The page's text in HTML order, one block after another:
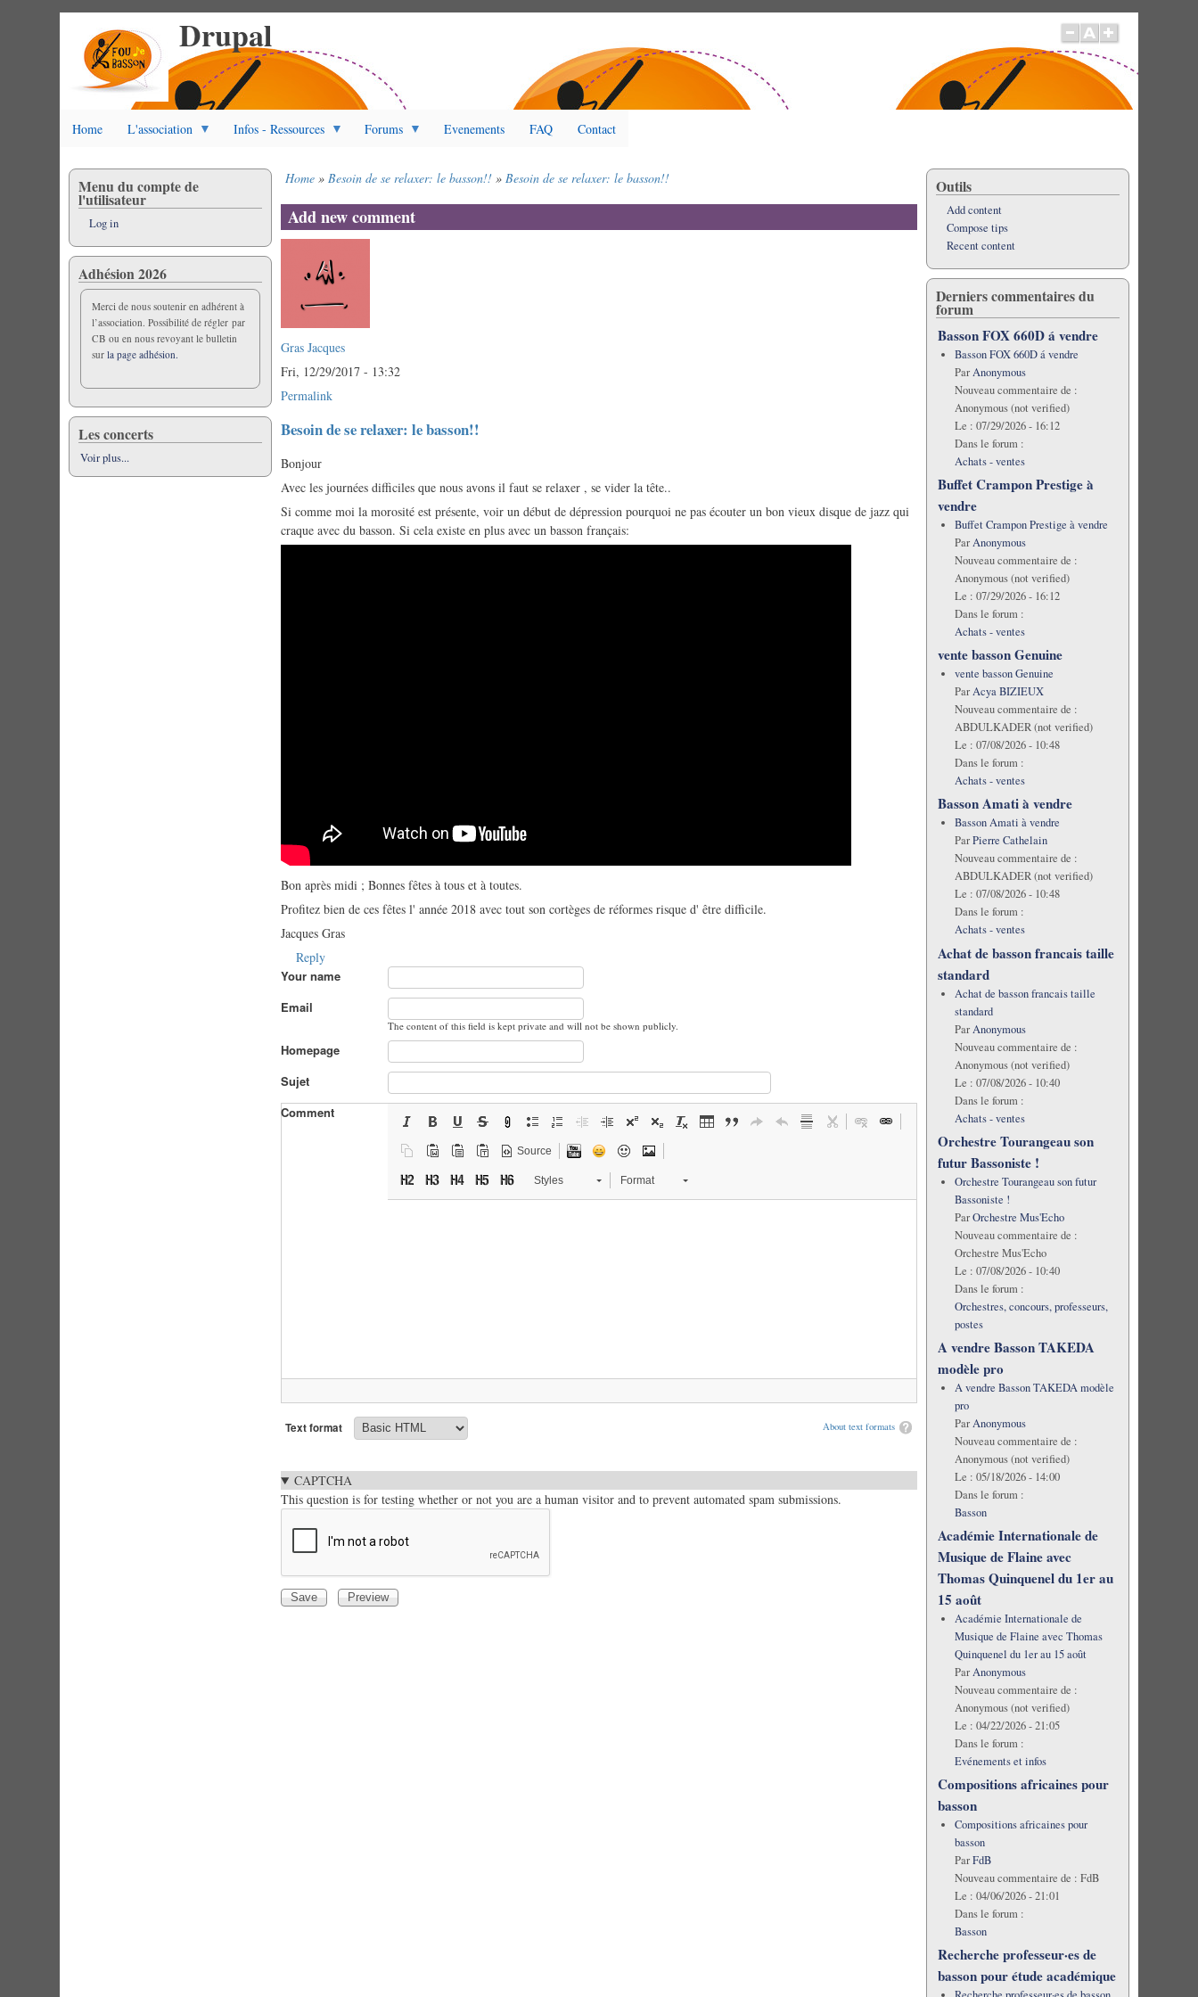
Drupal
Home L'association Infos - Ressources Forums Evenements FAQ Contact
Home Besoin de se relaxer: le basson!! Besoin de se relaxer: le basson!!
Add new comment
Gras Jacques
Fri, 12/29/2017 - 13:32
Permalink
Besoin de se relaxer: le basson!!
Bonjour
Avec les journées difficiles que nous avons il faut se relaxer , se vider la tête..
Si comme moi la morosité est présente, voir un début de dépression pourquoi ne pas écouter un bon vieux disque de jazz qui
craque avec du basson. Si cela existe en plus avec un basson français:
Bon après midi ; Bonnes fêtes à tous et à toutes.
Profitez bien de ces fêtes l' année 2018 avec tout son cortèges de réformes risque d' être difficile.
Jacques Gras
Reply
Your name
Email
The content of this field is kept private and will not be shown publicly.
Homepage
Sujet
Comment
Source
Styles Format
About text formats
Text format
CAPTCHA
This question is for testing whether or not you are a human visitor and to prevent automated spam submissions.
Menu du compte de
l'utilisateur
Log in
Adhésion 2026
Merci de nous soutenir en adhérent à
l’association. Possibilité de régler par
CB ou en nous revoyant le bulletin
surla page adhésion.
Les concerts
Voir plus...
Outils
Add content
Compose tips
Recent content
Derniers commentaires du
forum
Basson FOX 660D á vendre
Basson FOX 660D á vendre
ParAnonymous
Nouveau commentaire de :
Anonymous (not verified)
Le : 07/29/2026 - 16:12
Dans le forum :
Achats - ventes
Buffet Crampon Prestige à
vendre
Buffet Crampon Prestige à vendre
ParAnonymous
Nouveau commentaire de :
Anonymous (not verified)
Le : 07/29/2026 - 16:12
Dans le forum :
Achats - ventes
vente basson Genuine
vente basson Genuine
ParAcya BIZIEUX
Nouveau commentaire de :
ABDULKADER (not verified)
Le : 07/08/2026 - 10:48
Dans le forum :
Achats - ventes
Basson Amati à vendre
Basson Amati à vendre
ParPierre Cathelain
Nouveau commentaire de :
ABDULKADER (not verified)
Le : 07/08/2026 - 10:48
Dans le forum :
Achats - ventes
Achat de basson francais taille
standard
Achat de basson francais taille
standard
ParAnonymous
Nouveau commentaire de :
Anonymous (not verified)
Le : 07/08/2026 - 10:40
Dans le forum :
Achats - ventes
Orchestre Tourangeau son
futur Bassoniste !
Orchestre Tourangeau son futur
Bassoniste !
ParOrchestre Mus'Echo
Nouveau commentaire de :
Orchestre Mus'Echo
Le : 07/08/2026 - 10:40
Dans le forum :
Orchestres, concours, professeurs,
postes
A vendre Basson TAKEDA
modèle pro
A vendre Basson TAKEDA modèle
pro
ParAnonymous
Nouveau commentaire de :
Anonymous (not verified)
Le : 05/18/2026 - 14:00
Dans le forum :
Basson
Académie Internationale de
Musique de Flaine avec
Thomas Quinquenel du 1er au
15 août
Académie Internationale de
Musique de Flaine avec Thomas
Quinquenel du 1er au 15 août
ParAnonymous
Nouveau commentaire de :
Anonymous (not verified)
Le : 04/22/2026 - 21:05
Dans le forum :
Evénements et infos
Compositions africaines pour
basson
Compositions africaines pour
basson
ParFdB
Nouveau commentaire de : FdB
Le : 04/06/2026 - 21:01
Dans le forum :
Basson
Recherche professeur·es de
basson pour étude académique